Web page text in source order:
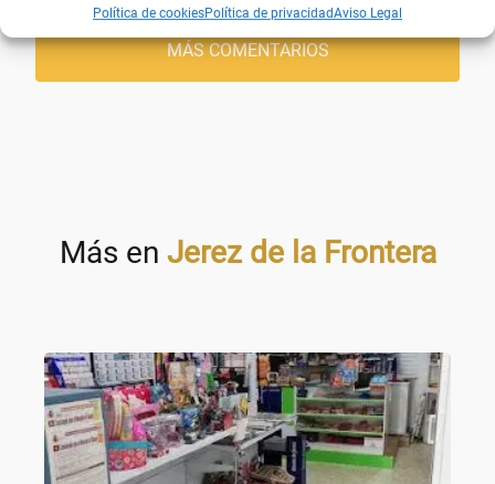
Política de cookiesPolítica de privacidadAviso Legal
MÁS COMENTARIOS
Más en Jerez de la Frontera